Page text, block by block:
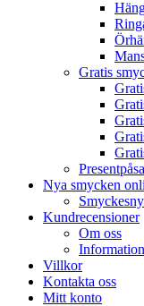
Gratis
Nya smycken
Kundrecensioner
Om oss
Villkor
Kontakta oss
Mitt konto